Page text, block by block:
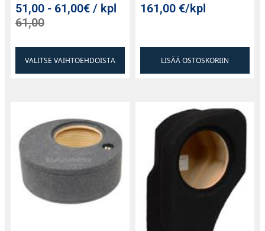
51,00 - 61,00€ / kpl
61,00
VALITSE VAIHTOEHDOISTA
161,00€/kpl
LISÄÄ OSTOSKORIIN